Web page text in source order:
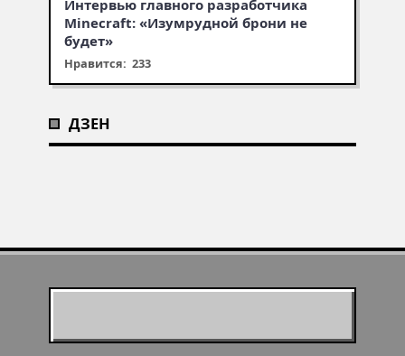
Интервью главного разработчика
Minecraft: «Изумрудной брони не
будет»
Нравится: 233
ДЗЕНМуухомор станет муушрумом
или мушрумом
Первая встреча с крипером,
робинзонада в Minecraft —
Что добавят в обновлении
муушрумом или мушрумом